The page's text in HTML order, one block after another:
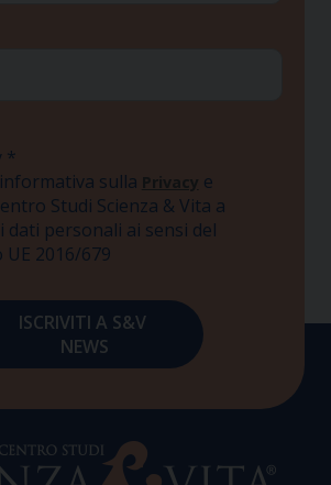
*
sulla Privacy e
Studi Scienza & Vita a
personali ai sensi del
2016/679